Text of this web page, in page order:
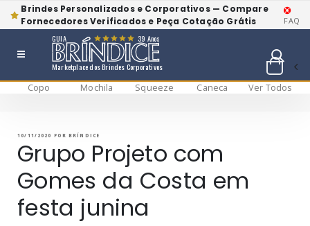
Brindes Personalizados e Corporativos — Compare
Fornecedores Verificados e Peça Cotação Grátis
FAQ
Marketplace dos Brindes Corporativos
GUIA 39 Anos
Copo Mochila Squeeze Caneca
Ver Todos
conteúdo
PUBLICADO
10/11/2020 PORBRÍNDICE
Grupo Projeto com
Gomes da Costa em
festa junina